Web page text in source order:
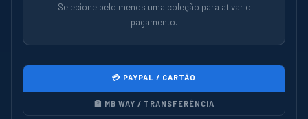
Selecione pelo menos uma coleção para ativar o
pagamento.
💳 PAYPAL / CARTÃO
🏦 MB WAY / TRANSFERÊNCIA